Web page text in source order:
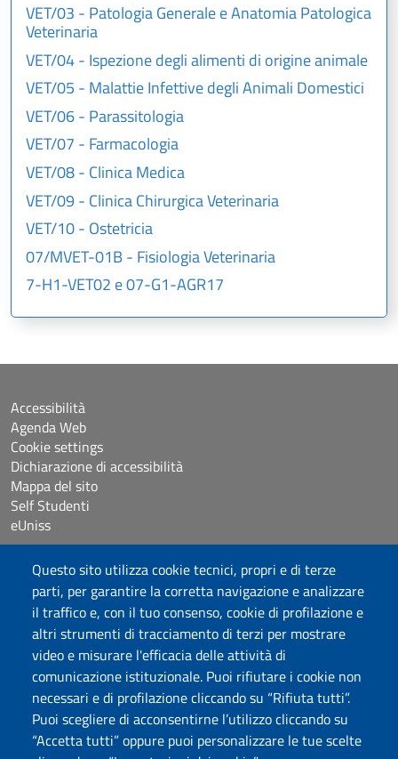
Questo sito utilizza cookie tecnici, propri e di terze
parti, per garantire la corretta navigazione e analizzare
il traffico e, con il tuo consenso, cookie di profilazione e
altri strumenti di tracciamento di terzi per mostrare
video e misurare l'efficacia delle attività di
comunicazione istituzionale. Puoi rifiutare i cookie non
necessari e di profilazione cliccando su “Rifiuta tutti”.
Puoi scegliere di acconsentirne l’utilizzo cliccando su
“Accetta tutti” oppure puoi personalizzare le tue scelte
VET/03 - Patologia Generale e Anatomia Patologica
Veterinaria
VET/04 - Ispezione degli alimenti di origine animale
VET/05 - Malattie Infettive degli Animali Domestici
VET/06 - Parassitologia
VET/07 - Farmacologia
VET/08 - Clinica Medica
VET/09 - Clinica Chirurgica Veterinaria
VET/10 - Ostetricia
07/MVET-01B - Fisiologia Veterinaria
7-H1-VET02 e 07-G1-AGR17
Università degli Studi di Sassari
Dipartimento di Medicina Veterinaria
Accessibilità
Agenda Web
Cookie settings
Dichiarazione di accessibilità
Mappa del sito
Self Studenti
eUniss
Bandi
Posta elettronica @uniss.it
Protocollo
Seguici su